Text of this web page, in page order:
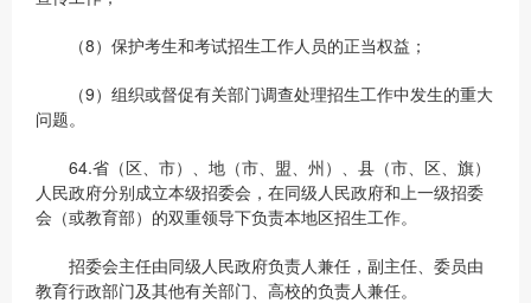
（8）保护考生和考试招生工作人员的正当权益；
（9）组织或督促有关部门调查处理招生工作中发生的重大
问题。
64.省（区、市）、地（市、盟、州）、县（市、区、旗）
人民政府分别成立本级招委会，在同级人民政府和上一级招委
会（或教育部）的双重领导下负责本地区招生工作。
招委会主任由同级人民政府负责人兼任，副主任、委员由
教育行政部门及其他有关部门、高校的负责人兼任。